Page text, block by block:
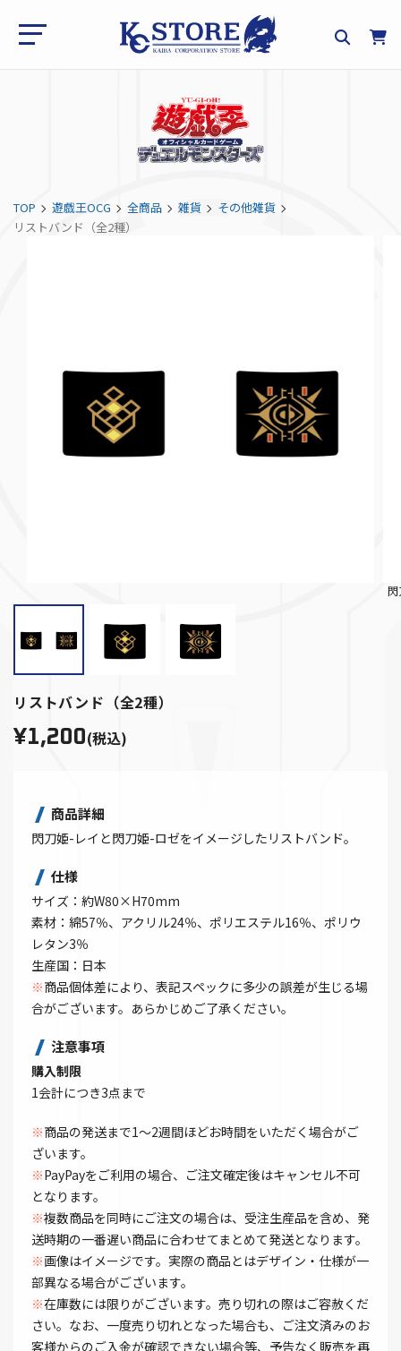
TOP 遊戯王OCG 全商品 雑貨
その他雑貨
リストバンド（全2種）
リストバンド（全2種）
¥1,200(税込)
商品詳細
閃刀姫-レイと閃刀姫-ロゼをイメージしたリストバンド。
仕様
サイズ：約W80×H70mm
素材：綿57％、アクリル24％、ポリエステル16％、ポリウ
レタン3％
生産国：日本
※商品個体差により、表記スペックに多少の誤差が生じる場
合がございます。あらかじめご了承ください。
注意事項
購入制限
1会計につき3点まで
※商品の発送まで1～2週間ほどお時間をいただく場合がご
ざいます。
※PayPayをご利用の場合、ご注文確定後はキャンセル不可
となります。
※複数商品を同時にご注文の場合は、受注生産品を含め、発
送時期の一番遅い商品に合わせてまとめて発送となります。
※画像はイメージです。実際の商品とはデザイン・仕様が一
部異なる場合がございます。
※在庫数には限りがございます。売り切れの際はご容赦くだ
さい。なお、一度売り切れとなった場合も、ご注文済みのお
客様からのご入金が確認できない場合等、予告なく販売を再